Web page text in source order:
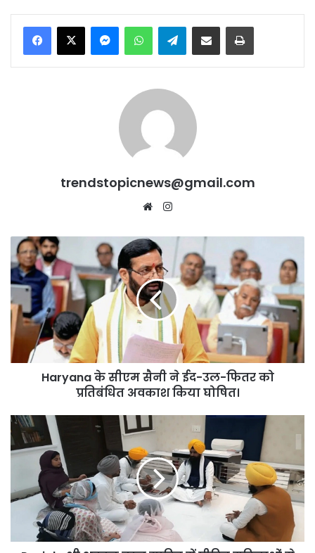
MessengerWhatsAppTelegramShare via Email Print
trendstopicnews@gmail.com
Website
Haryana
के
सीएम
सैनी
ने
ईद-
उल-
फितर
को
घोषित।
Haryana के सीएम सैनी ने ईद-उल-फितर को
प्रतिबंधित अवकाश किया घोषित।
Punjab:
श्री
अकाल
में
महिलाओं
से